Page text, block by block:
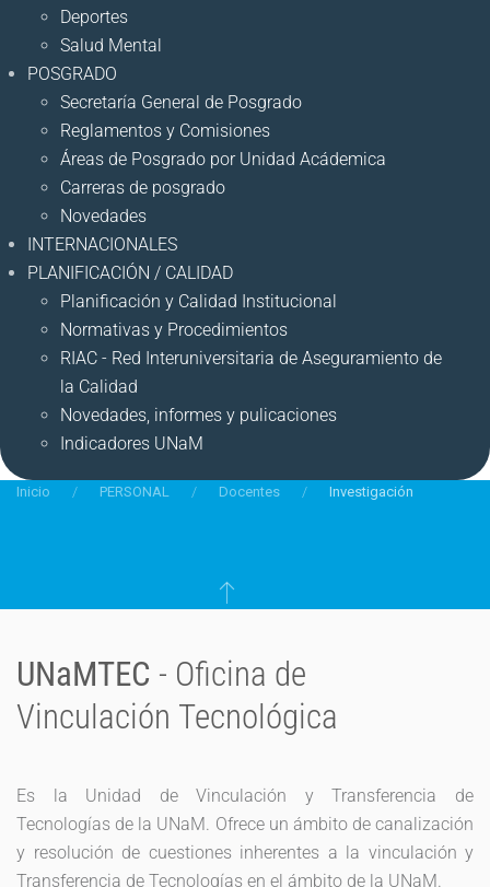
Deportes
Salud Mental
POSGRADO
Secretaría General de Posgrado
Reglamentos y Comisiones
Áreas de Posgrado por Unidad Acádemica
Carreras de posgrado
Novedades
INTERNACIONALES
PLANIFICACIÓN / CALIDAD
Planificación y Calidad Institucional
Normativas y Procedimientos
RIAC - Red Interuniversitaria de Aseguramiento de
la Calidad
Novedades, informes y pulicaciones
Indicadores UNaM
Inicio PERSONAL Docentes Investigación
UNaMTEC - Oficina de
Vinculación Tecnológica
Es la Unidad de Vinculación y Transferencia de
Tecnologías de la UNaM. Ofrece un ámbito de canalización
y resolución de cuestiones inherentes a la vinculación y
Transferencia de Tecnologías en el ámbito de la UNaM.